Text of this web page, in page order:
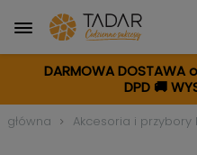
DARMOWA DOSTAWA
DPD🚚
główna Akcesoria i przybory